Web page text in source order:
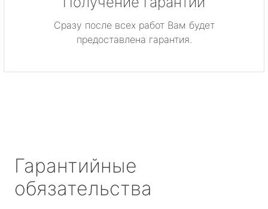
Сразу после всех работ Вам будет
предоставлена гарантия.
Гарантийные
обязательства